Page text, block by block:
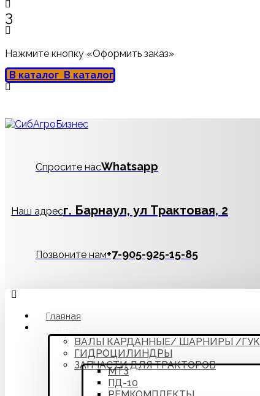
3
Нажмите кнопку «Оформить заказ»
В каталог В каталог
Спросите насWhatsapp
Наш адресг. Барнаул, ул Трактовая, 2
Позвоните нам‪+7-905-925-15-85
Главная
ВАЛЫ КАРДАННЫЕ/ ШАРНИРЫ /ГУК
ГИДРОЦИЛИНДРЫ
ЗАПЧАСТИ ДЛЯ ТРАКТОРОВ
МТЗ
ПД-10